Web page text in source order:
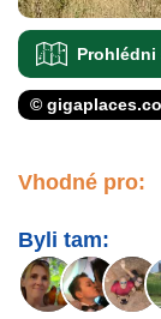
Prohlédni
©
Vhodné pro:
Byli tam: